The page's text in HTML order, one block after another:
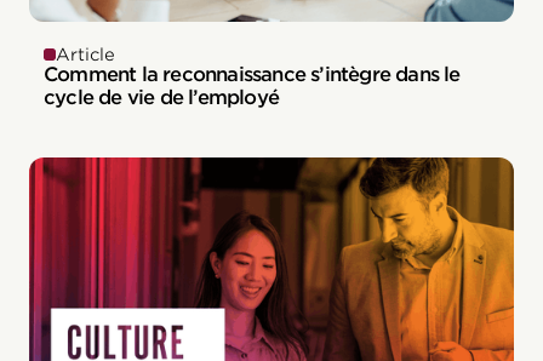
Article
Comment la reconnaissance s’intègre dans le
cycle de vie de l’employé